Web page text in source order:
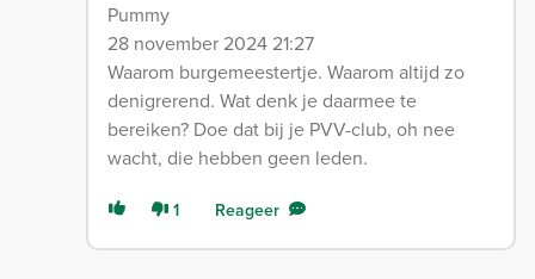
Pummy
28 november 2024 21:27
Waarom burgemeestertje. Waarom altijd zo
denigrerend. Wat denk je daarmee te
bereiken? Doe dat bij je PVV-club, oh nee
wacht, die hebben geen leden.
1 Reageer